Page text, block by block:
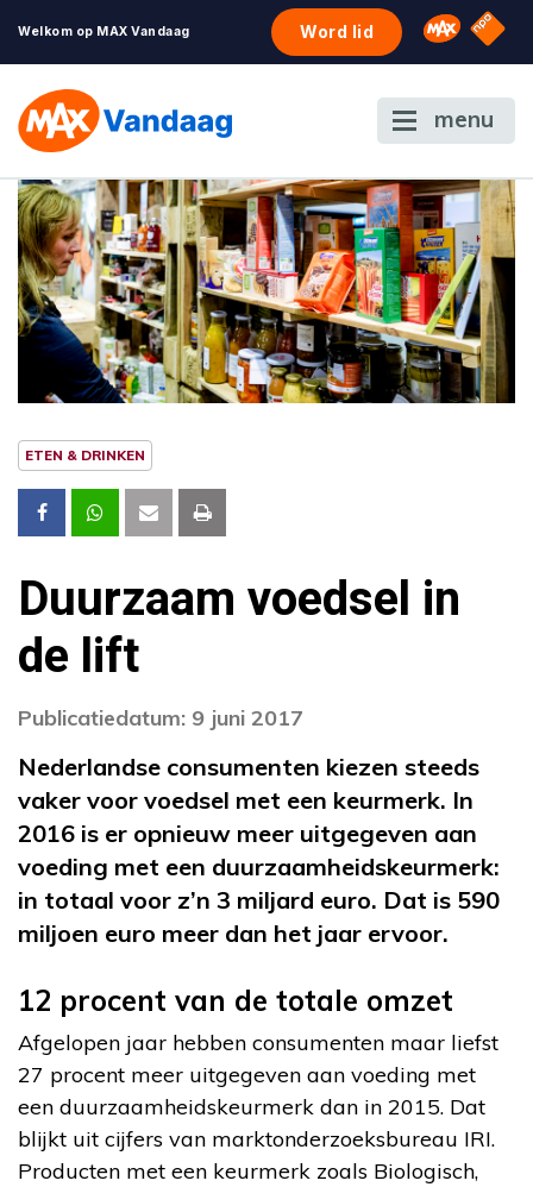
Welkom op MAX Vandaag Word lid Omroep
NPO
menu
ETEN & DRINKEN
Duurzaam voedsel in
de lift
Publicatiedatum: 9 juni 2017
Nederlandse consumenten kiezen steeds
vaker voor voedsel met een keurmerk. In
2016 is er opnieuw meer uitgegeven aan
voeding met een duurzaamheidskeurmerk:
in totaal voor z’n 3 miljard euro. Dat is 590
miljoen euro meer dan het jaar ervoor.
12 procent van de totale omzet
Afgelopen jaar hebben consumenten maar liefst
27 procent meer uitgegeven aan voeding met
een duurzaamheidskeurmerk dan in 2015. Dat
blijkt uit cijfers van marktonderzoeksbureau IRI.
Producten met een keurmerk zoals Biologisch,